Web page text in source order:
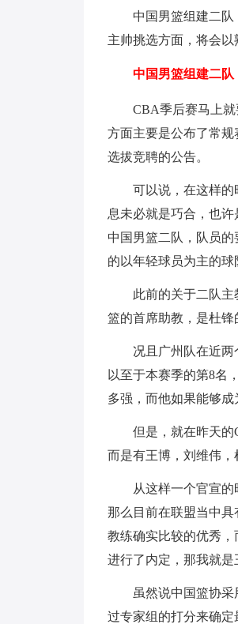
中国男篮组建二
主帅挑选方面，将会
中国男篮组建二队
CBA季后赛马上
方面主要是公布了常
选拔竞聘的公告。
可以说，在这样
息未必就是巧合，也
中国男篮二队，队员
的以年轻球员为主的球
此前的关于二队
篮的首席助教，是杜锋
况且广州队在近
以至于本赛季的第8名
多强，而他如果能够成
但是，就在昨天的
而是有王博，刘维伟，
从这样一个官宣
那么目前在联盟当中
教练确实比较的优秀
进行了内定，那我就是
虽然说中国篮协
过专家组的打分来确